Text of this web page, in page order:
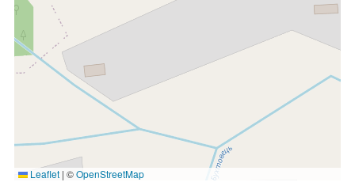
Leaflet | ©OpenStreetMap